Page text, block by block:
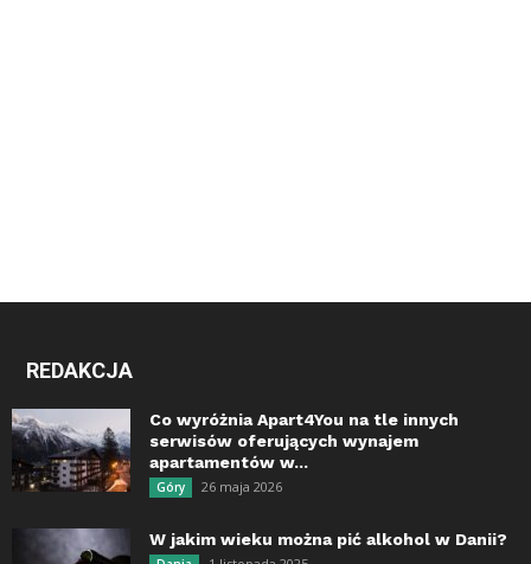
REDAKCJA
Co wyróżnia Apart4You na tle innych
serwisów oferujących wynajem
apartamentów w...
Góry 26 maja 2026
W jakim wieku można pić alkohol w Danii?